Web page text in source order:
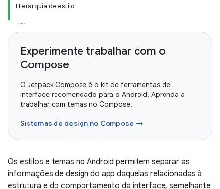
Hierarquia de estilo
Experimente trabalhar com o
Compose
O Jetpack Compose é o kit de ferramentas de
interface recomendado para o Android. Aprenda a
trabalhar com temas no Compose.
Sistemas de design no Compose →
Os estilos e temas no Android permitem separar as
informações de design do app daquelas relacionadas à
estrutura e do comportamento da interface, semelhante